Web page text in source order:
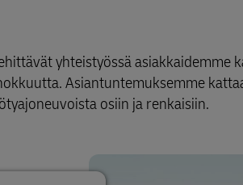
yhteistyössä asiakkaidemme
Asiantuntemuksemme
osiin ja renkaisiin.